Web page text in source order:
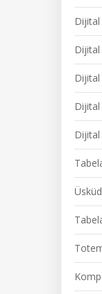
Dijital
Dijital
Dijital
Dijital
Dijital